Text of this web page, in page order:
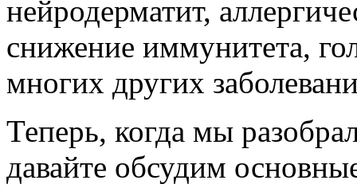
нейродерматит,
снижение иммунитета,
многих других
Теперь, когда мы
давайте обсудим